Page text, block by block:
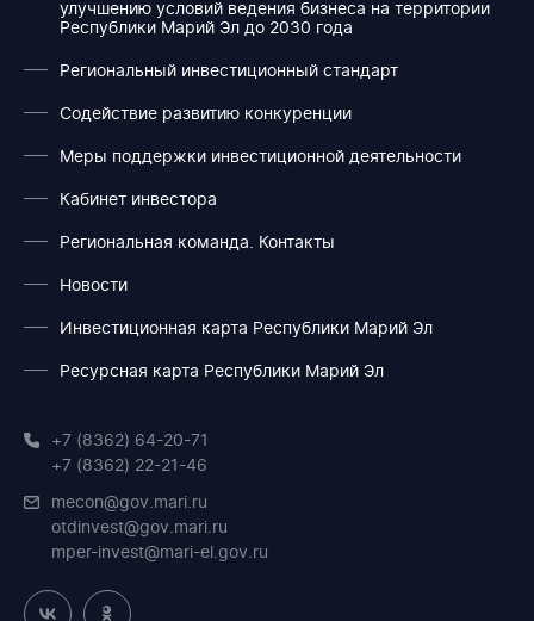
улучшению условий ведения бизнеса на территории
Республики Марий Эл до 2030 года
Региональный инвестиционный стандарт
Содействие развитию конкуренции
Меры поддержки инвестиционной деятельности
Кабинет инвестора
Региональная команда. Контакты
Новости
Инвестиционная карта Республики Марий Эл
Ресурсная карта Республики Марий Эл
+7 (8362) 64-20-71
+7 (8362) 22-21-46
mecon@gov.mari.ru
otdinvest@gov.mari.ru
mper-invest@mari-el.gov.ru